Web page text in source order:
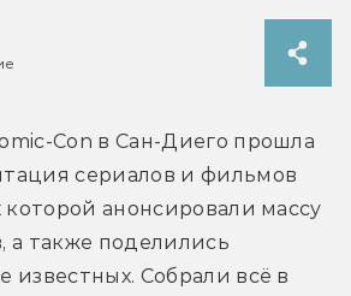
Con в Сан-Диего прошла
сериалов и фильмов
которой анонсировали массу
а также поделились
известных. Собрали всё в